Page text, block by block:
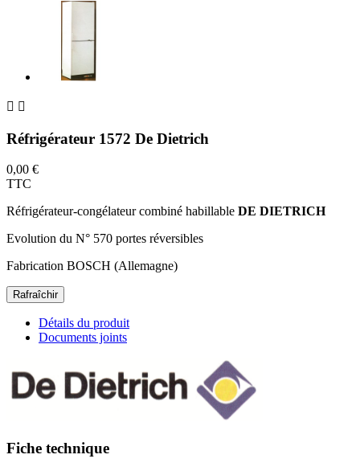
 
Réfrigérateur 1572 De Dietrich
0,00 €
TTC
Réfrigérateur-congélateur combiné habillable DE DIETRICH
Evolution du N° 570 portes réversibles
Fabrication BOSCH (Allemagne)
Détails du produit
Documents joints
Fiche technique